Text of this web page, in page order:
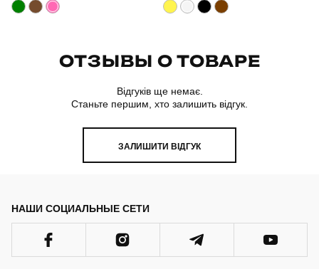
ОТЗЫВЫ О ТОВАРЕ
Відгуків ще немає.
Станьте першим, хто залишить відгук.
ЗАЛИШИТИ ВІДГУК
НАШИ СОЦИАЛЬНЫЕ СЕТИ